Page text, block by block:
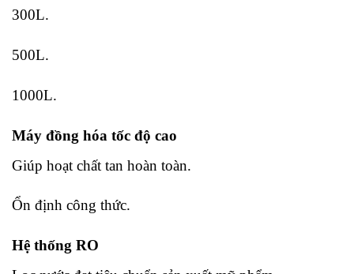
300L.
500L.
1000L.
Máy đồng hóa tốc độ cao
Giúp hoạt chất tan hoàn toàn.
Ổn định công thức.
Hệ thống RO